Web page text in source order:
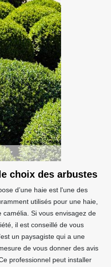
choix des arbustes
d’une haie est l'une des
utilisés pour une haie,
Si vous envisagez de
il est conseillé de vous
un paysagiste qui a une
de vous donner des avis
professionnel peut installer